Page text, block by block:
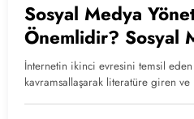
Sosyal Medya
Önemlidir? Sosyal
Yönetilir?
İnternetin ikinci evresini temsil
kavramsallaşarak literatüre giren